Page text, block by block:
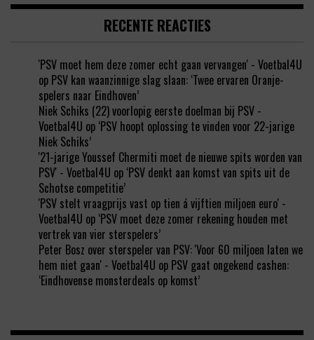
RECENTE REACTIES
'PSV moet hem deze zomer echt gaan vervangen' - Voetbal4U
op PSV kan waanzinnige slag slaan: ‘Twee ervaren Oranje-
spelers naar Eindhoven’
Niek Schiks (22) voorlopig eerste doelman bij PSV -
Voetbal4U op ‘PSV hoopt oplossing te vinden voor 22-jarige
Niek Schiks’
'21-jarige Youssef Chermiti moet de nieuwe spits worden van
PSV' - Voetbal4U op ‘PSV denkt aan komst van spits uit de
Schotse competitie’
'PSV stelt vraagprijs vast op tien á vijftien miljoen euro' -
Voetbal4U op ‘PSV moet deze zomer rekening houden met
vertrek van vier sterspelers’
Peter Bosz over sterspeler van PSV: 'Voor 60 miljoen laten we
hem niet gaan' - Voetbal4U op PSV gaat ongekend cashen:
‘Eindhovense monsterdeals op komst’